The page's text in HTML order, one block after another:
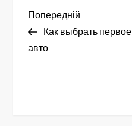
Н
а
Попередній
запис
Попередній
Как выбрать первое
авто